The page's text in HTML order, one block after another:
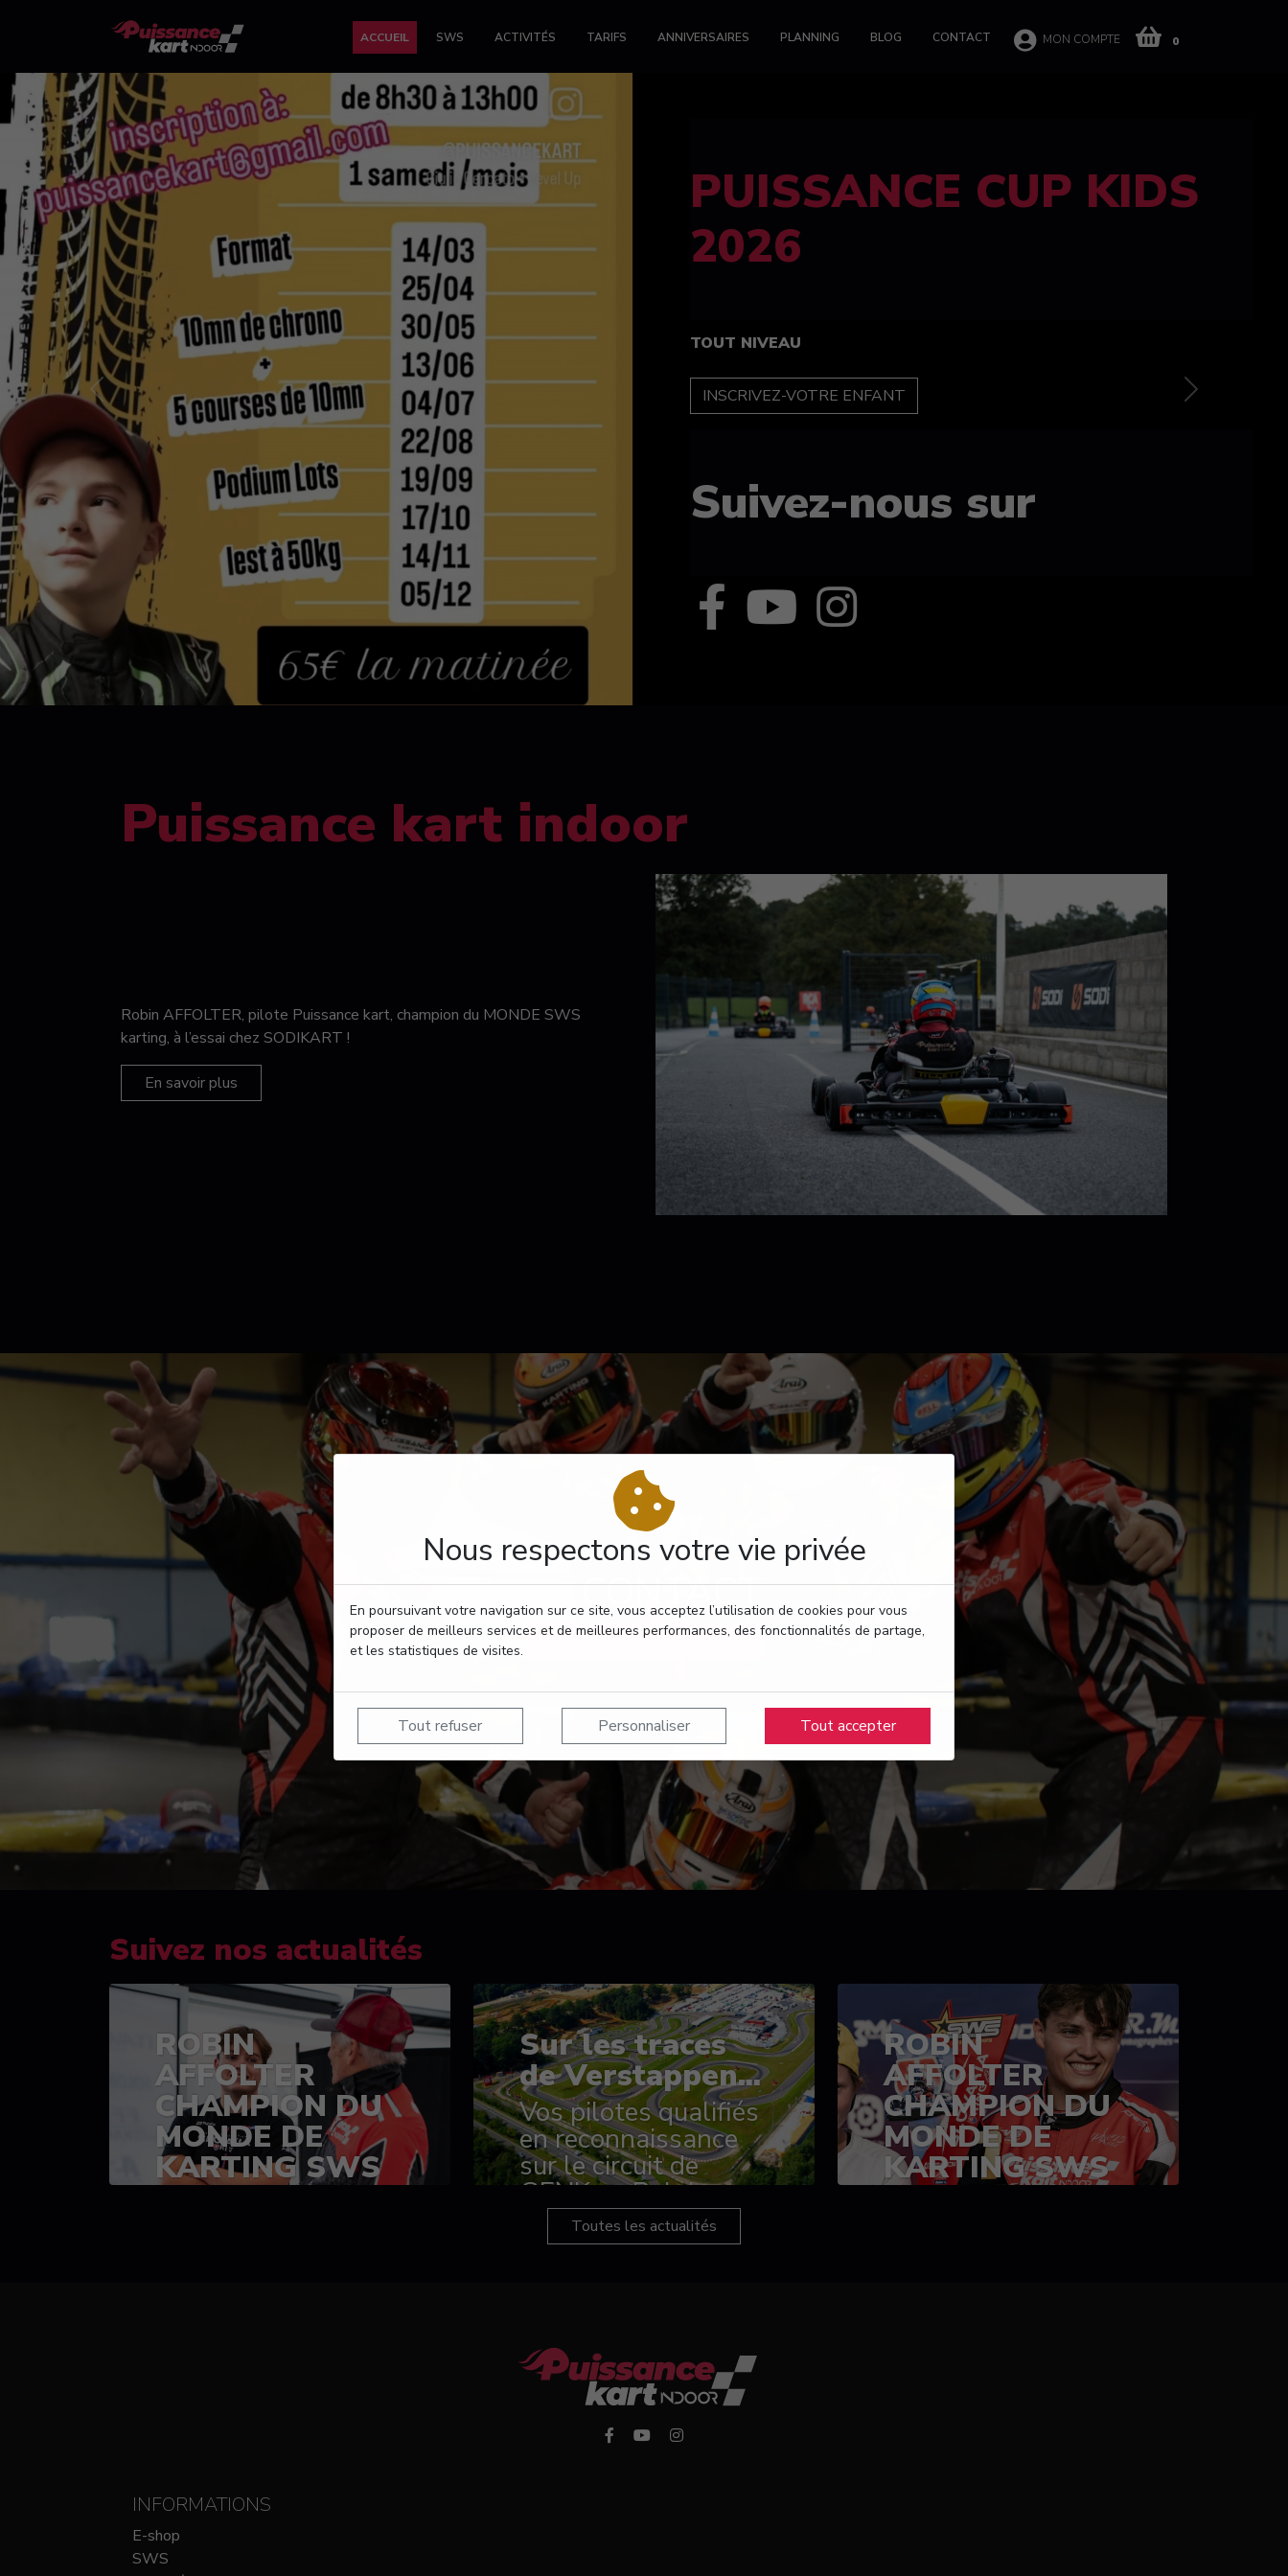
Nous respectons votre vie privée
En poursuivant votre navigation sur ce site, vous acceptez l’utilisation de cookies pour vous
proposer de meilleurs services et de meilleures performances, des fonctionnalités de partage,
et les statistiques de visites.
Tout refuser Personnaliser Tout accepter
ACCUEIL SWS ACTIVITÉS TARIFS ANNIVERSAIRES PLANNING BLOG CONTACT MON COMPTE 0
FELINE CUP 100%
féminine
TOUT NIVEAU
INSCRIPTION
Suivez-nous sur
Previous Next
Puissance kart indoor
Robin AFFOLTER, pilote Puissance kart, champion du MONDE SWS
karting, à l’essai chez SODIKART !
En savoir plus
CONTACT
RÉSERVEZ VOTRE PASSAGE
Suivez nos actualités
ROBIN
AFFOLTER
CHAMPION DU
MONDE DE
KARTING SWS
(SPRINT)
Sur les traces
de Verstappen...
Vos pilotes qualifiés
en reconnaissance
sur le circuit de
GENK en Belgique
ROBIN
AFFOLTER
CHAMPION DU
MONDE DE
KARTING SWS
Toutes les actualités
INFORMATIONS
E-shop
SWS